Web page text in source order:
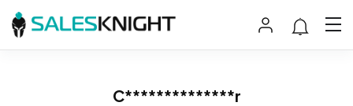
C**************r